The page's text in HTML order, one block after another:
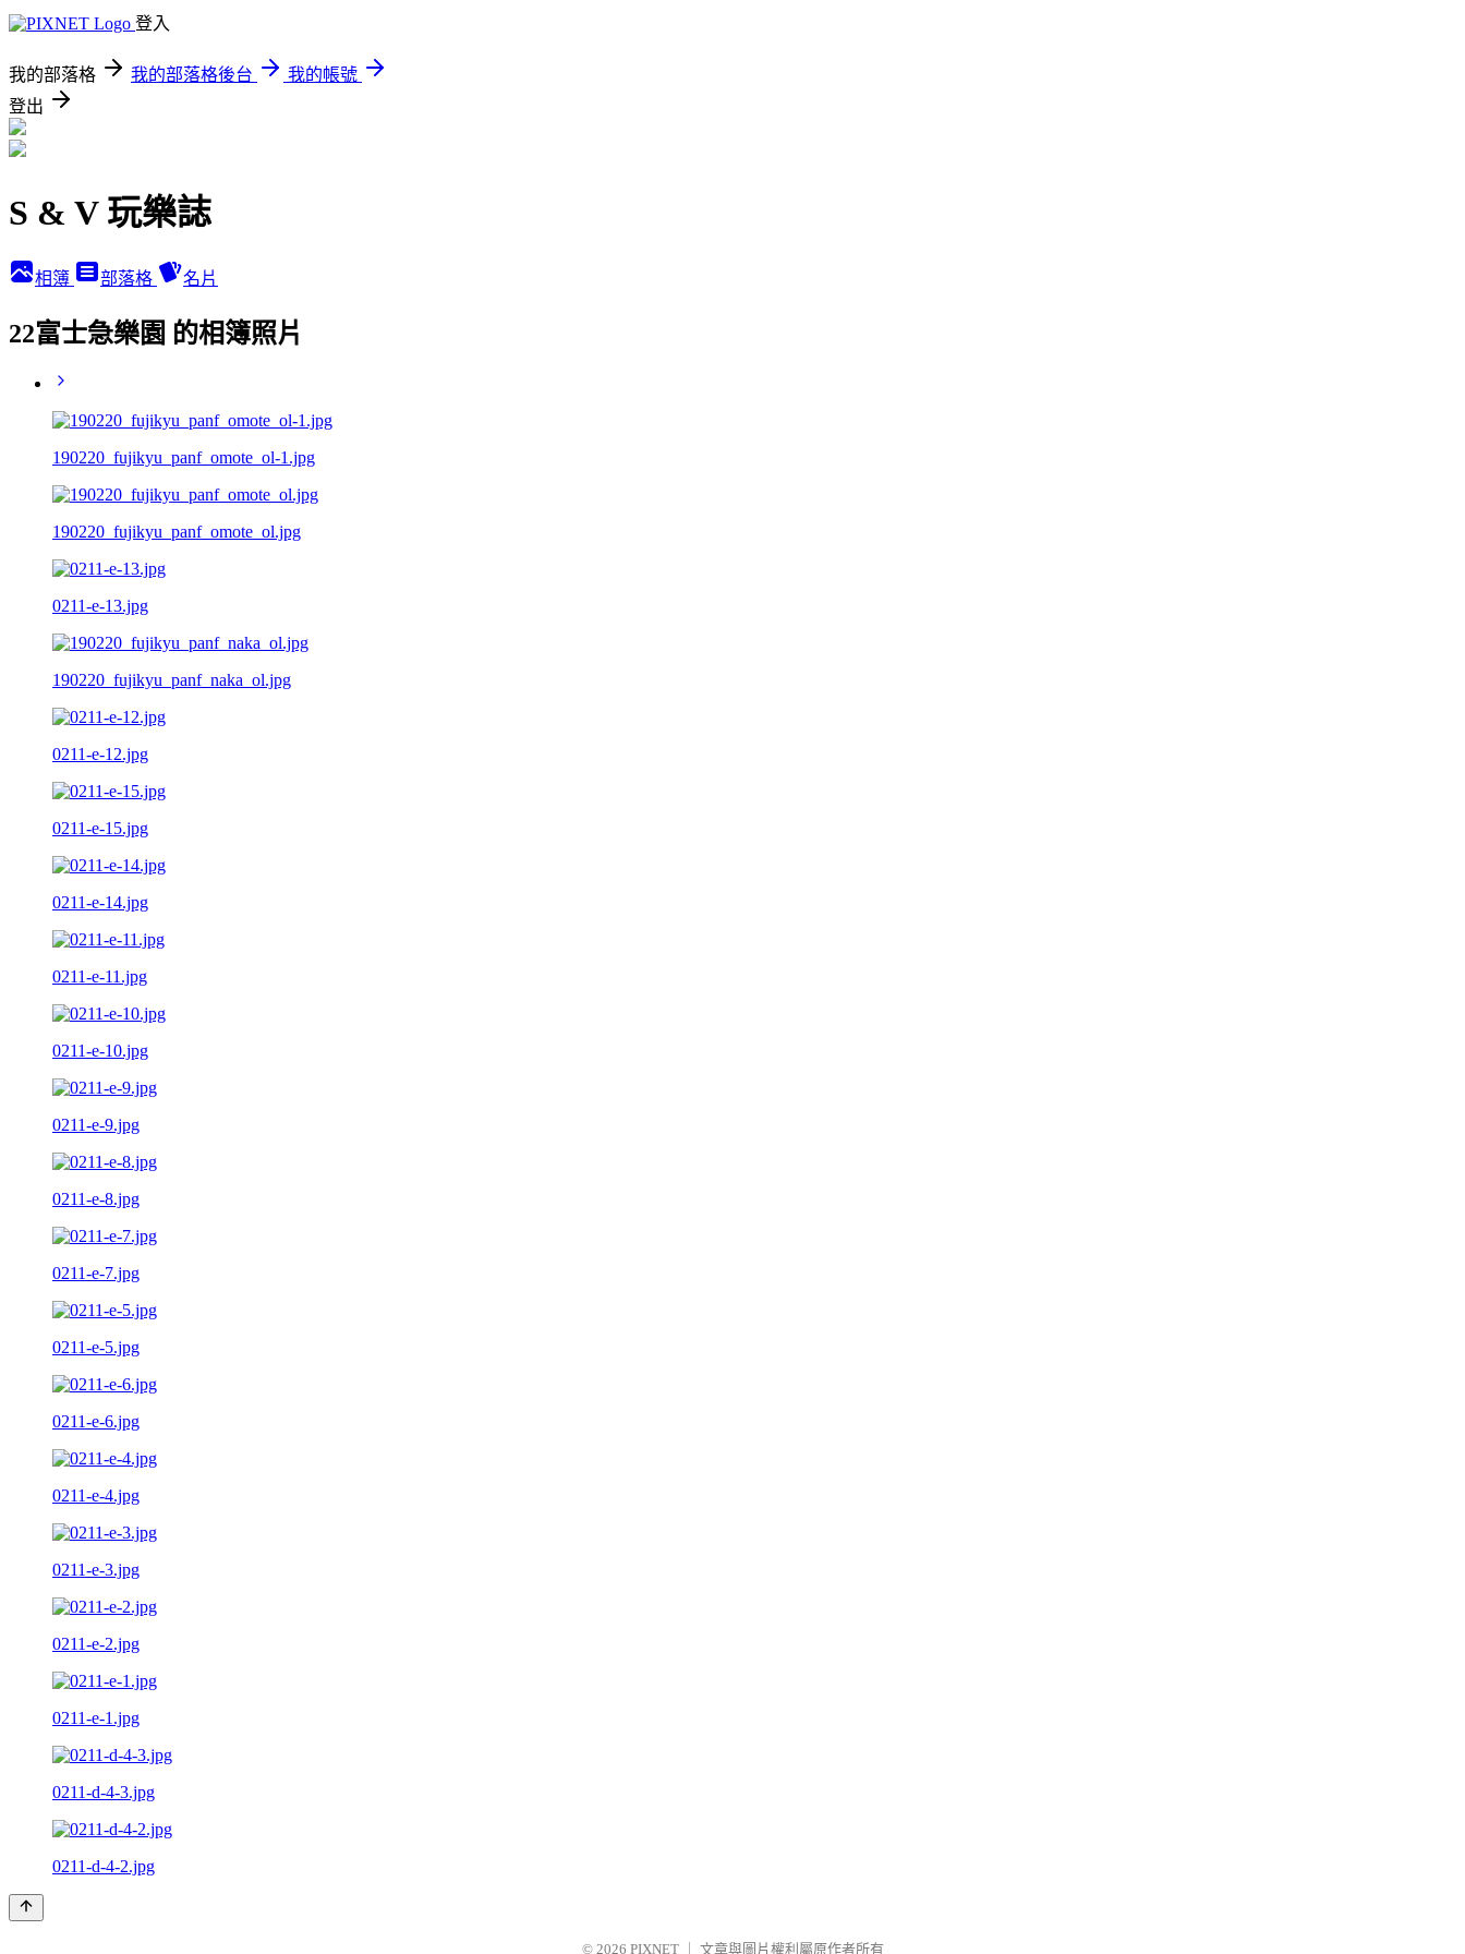
登入
我的部落格 我的部落格後台
我的帳號
登出
S & V 玩樂誌
相簿 部落格 名片
22富士急樂園 的相簿照片
190220_fujikyu_panf_omote_ol-1.jpg
190220_fujikyu_panf_omote_ol.jpg
0211-e-13.jpg
190220_fujikyu_panf_naka_ol.jpg
0211-e-12.jpg
0211-e-15.jpg
0211-e-14.jpg
0211-e-11.jpg
0211-e-10.jpg
0211-e-9.jpg
0211-e-8.jpg
0211-e-7.jpg
0211-e-5.jpg
0211-e-6.jpg
0211-e-4.jpg
0211-e-3.jpg
0211-e-2.jpg
0211-e-1.jpg
0211-d-4-3.jpg
0211-d-4-2.jpg
© 2026 PIXNET 文章與圖片權利屬原作者所有